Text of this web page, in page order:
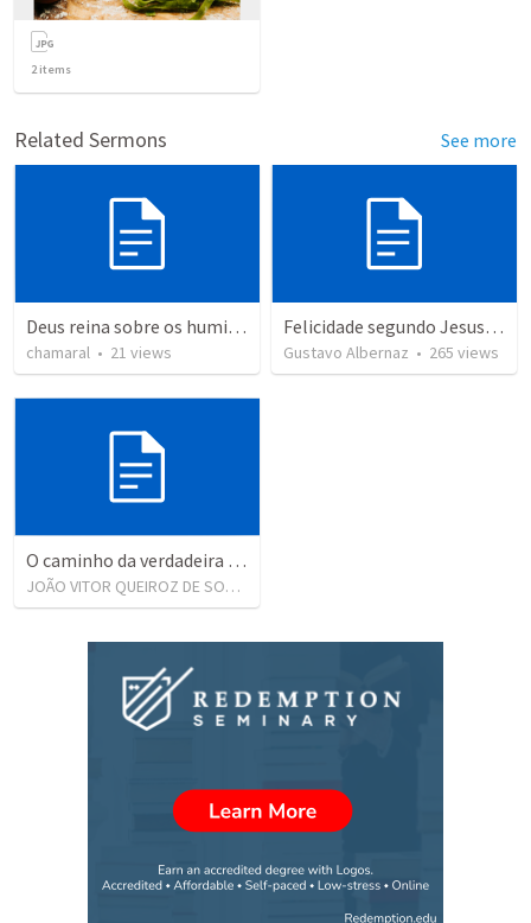
2items
Related Sermons See more
Deus reina sobre os humildes de espíritos
chamaral • 21 views
Felicidade segundo Jesus part.1
Gustavo Albernaz • 265 views
O caminho da verdadeira Felicidade - Sl 1
JOÃO VITOR QUEIROZ DE SOUZA